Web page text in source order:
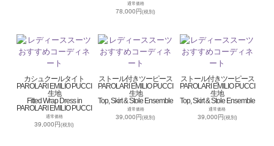
通常価格
78,000円(税別)
カシュクールタイト
PAROLARI EMILIO PUCCI
生地
Fitted Wrap Dress in
PAROLARI EMILIO PUCCI
通常価格
39,000円(税別)
ストール付きツーピース
PAROLARI EMILIO PUCCI
生地
Top, Skirt & Stole Ensemble
通常価格
39,000円(税別)
ストール付きツーピース
PAROLARI EMILIO PUCCI
生地
Top, Skirt & Stole Ensemble
通常価格
39,000円(税別)